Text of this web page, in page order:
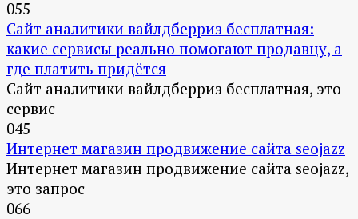
055
Сайт аналитики вайлдберриз бесплатная:
какие сервисы реально помогают продавцу, а
где платить придётся
Сайт аналитики вайлдберриз бесплатная, это
сервис
045
Интернет магазин продвижение сайта seojazz
Интернет магазин продвижение сайта seojazz,
это запрос
066